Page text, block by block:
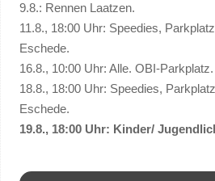
9.8.: Rennen Laatzen.
11.8., 18:00 Uhr: Speedies,
Eschede.
16.8., 10:00 Uhr: Alle. OBI-Parkplatz.
18.8., 18:00 Uhr: Speedies,
Eschede.
19.8., 18:00 Uhr: Kinder/